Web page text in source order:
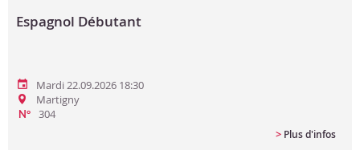
Espagnol Débutant
Mardi 22.09.2026 18:30
Martigny
N°
304
> Plus d'infos